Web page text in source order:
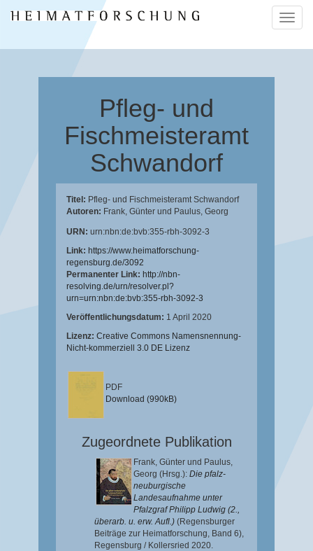
ein-/
Pfleg- und
Fischmeisteramt
Schwandorf
Titel: Pfleg- und Fischmeisteramt Schwandorf
Autoren: Frank, Günter und Paulus, Georg
URN: urn:nbn:de:bvb:355-rbh-3092-3
Link: https://www.heimatforschung-
regensburg.de/3092
Permanenter Link: http://nbn-
resolving.de/urn/resolver.pl?
urn=urn:nbn:de:bvb:355-rbh-3092-3
Veröffentlichungsdatum: 1 April 2020
Lizenz: Creative Commons Namensnennung-
Nicht-kommerziell 3.0 DE Lizenz
PDF
Download (990kB)
Zugeordnete Publikation
Frank, Günter und Paulus,
Georg (Hrsg.): Die pfalz-
neuburgische
Landesaufnahme unter
Pfalzgraf Philipp Ludwig (2.,
überarb. u. erw. Aufl.) (Regensburger
Beiträge zur Heimatforschung, Band 6),
Regensburg / Kollersried 2020.